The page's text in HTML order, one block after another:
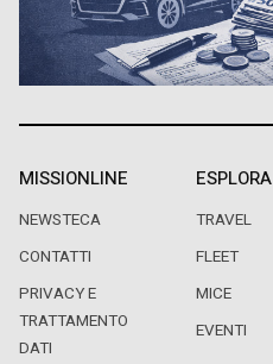
MISSIONLINE
NEWSTECA
CONTATTI
PRIVACY E
TRATTAMENTO
DATI
ESPLORA
TRAVEL
FLEET
MICE
EVENTI